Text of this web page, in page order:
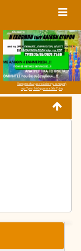
Πατήστε εδώ για να δείτε την εκπομπή
την Τρίτη 9:00 μμ και κάθε Τρίτη